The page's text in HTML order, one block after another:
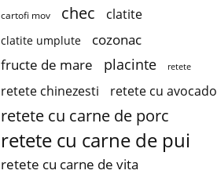
cartofi mov chec clatite
clatite umplute
cozonac
fructe de mare
placinte retete
retete chinezesti retete cu avocado
retete cu carne de porc
retete cu carne de pui
retete cu carne de vita